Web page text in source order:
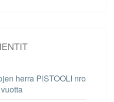
herra PISTOOLI nro